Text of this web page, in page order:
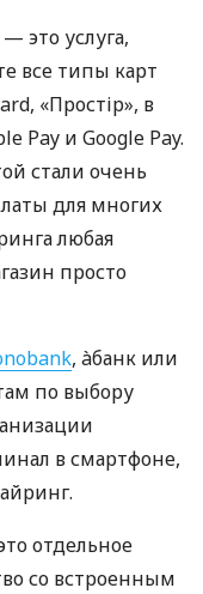
это услуга,
все типы карт
«Простір», в
Pay и Google Pay.
стали очень
для многих
любая
просто
, àбанк или
по выбору
в смартфоне,
отдельное
со встроенным